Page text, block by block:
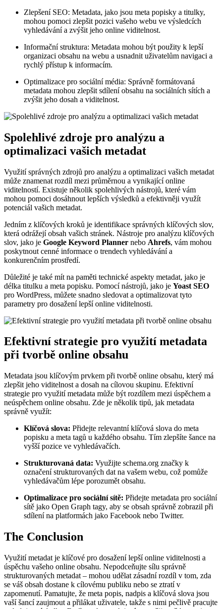
Zlepšení SEO: Metadata, jako jsou meta popisky a titulky,
mohou pomoci zlepšit pozici vašeho webu ve výsledcích
vyhledávání a zvýšit jeho online viditelnost.
Informační struktura: Metadata mohou být použity k lepší
organizaci obsahu na webu a usnadnit uživatelům navigaci a
rychlý přístup k informacím.
Optimalizace pro sociální média: Správně formátovaná
metadata mohou zlepšit sdílení obsahu na sociálních sítích a
zvýšit jeho dosah a viditelnost.
Spolehlivé zdroje pro analýzu a
optimalizaci vašich metadat
Využití správných zdrojů pro analýzu a optimalizaci vašich metadat
může znamenat rozdíl mezi průměrnou a vynikající online
viditelností. Existuje několik spolehlivých nástrojů, které vám
mohou pomoci dosáhnout lepších výsledků a efektivněji využít
potenciál vašich metadat.
Jedním z klíčových kroků je identifikace správných klíčových slov,
která odrážejí obsah vašich stránek. Nástroje pro analýzu klíčových
slov, jako je Google Keyword Planner nebo Ahrefs, vám mohou
poskytnout cenné informace o trendech vyhledávání a
konkurenčním prostředí.
Důležité je také mít na paměti technické aspekty metadat, jako je
délka titulku a meta popisku. Pomocí nástrojů, jako je Yoast SEO
pro WordPress, můžete snadno sledovat a optimalizovat tyto
parametry pro dosažení lepší online viditelnosti.
Efektivní strategie pro využití metadata
při tvorbě online obsahu
Metadata jsou klíčovým prvkem při tvorbě online obsahu, který má
zlepšit jeho viditelnost a dosah na cílovou skupinu. Efektivní
strategie pro využití metadata může být rozdílem mezi úspěchem a
neúspěchem online obsahu. Zde je několik tipů, jak metadata
správně využít:
Klíčová slova: Přidejte relevantní klíčová slova do meta
popisku a meta tagů u každého obsahu. Tím zlepšíte šance na
vyšší pozice ve vyhledávačích.
Strukturovaná data: Využijte schema.org značky k
označení strukturovaných dat na vašem webu, což pomůže
vyhledávačům lépe porozumět obsahu.
Optimalizace pro sociální sítě: Přidejte metadata pro sociální
sítě jako Open Graph tagy, aby se obsah správně zobrazil při
sdílení na platformách jako Facebook nebo Twitter.
The Conclusion
Využití metadat je klíčové pro dosažení lepší online viditelnosti a
úspěchu vašeho online obsahu. Nepodceňujte sílu správně
strukturovaných metadat – mohou udělat zásadní rozdíl v tom, zda
se váš obsah dostane k cílovému publiku nebo se ztratí v
zapomenutí. Pamatujte, že meta popis, nadpis a klíčová slova jsou
vaší šancí zaujmout a přilákat uživatele, takže s nimi pečlivě pracujte